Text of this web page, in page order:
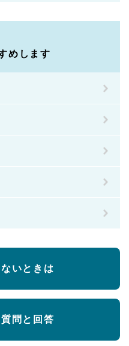
めします
いときは
問と回答